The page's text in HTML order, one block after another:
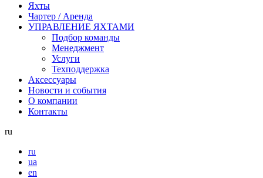
Яхты
Чартер / Аренда
УПРАВЛЕНИЕ ЯХТАМИ
Подбор команды
Менеджмент
Услуги
Техподдержка
Аксессуары
Новости и события
О компании
Контакты
ru
ru
ua
en